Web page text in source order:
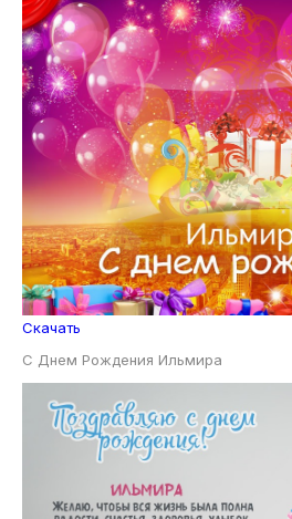
Скачать
С Днем Рождения Ильмира